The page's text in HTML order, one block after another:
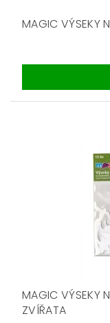
MAGIC VÝSEKY
MAGIC VÝSEKY
ZVÍŘATA